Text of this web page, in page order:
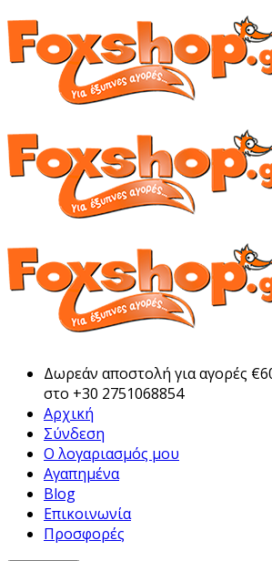
Δωρεάν αποστολή για αγορές
στο +30 2751068854
Αρχική
Σύνδεση
Ο λογαριασμός μου
Αγαπημένα
Blog
Επικοινωνία
Προσφορές